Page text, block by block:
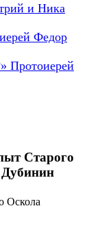
и Ника
Федор
Протоиерей
Старого
Оскола